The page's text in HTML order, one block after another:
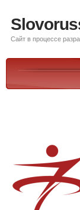
Сайт в процессе